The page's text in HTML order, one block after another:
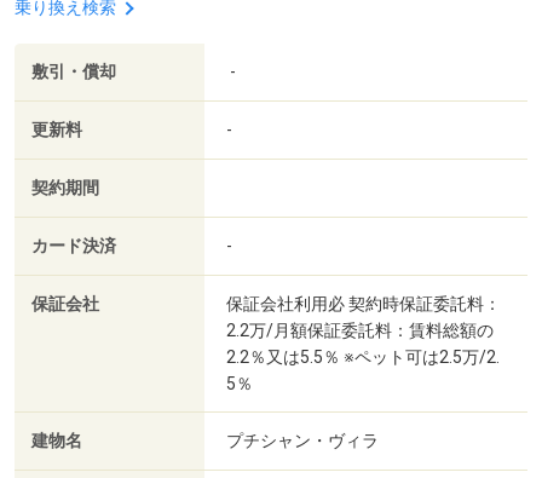
乗り換え検索
敷引・償却 -
更新料 -
契約期間
カード決済 -
保証会社
保証会社利用必 契約時保証委託料：
2.2万/月額保証委託料：賃料総額の
2.2％又は5.5％ ※ペット可は2.5万/2.
5％
建物名 プチシャン・ヴィラ